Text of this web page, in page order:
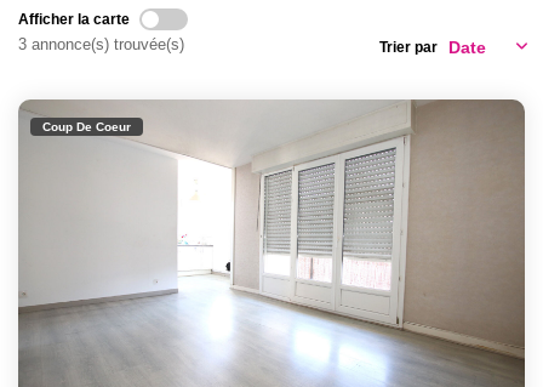
Afficher la carte
3 annonce(s) trouvée(s) Trier par
Coup De Coeur